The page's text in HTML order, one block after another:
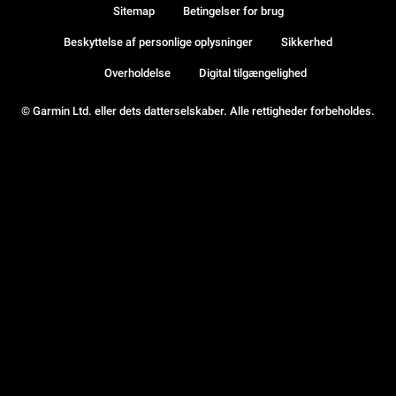
© Garmin Ltd. eller dets datterselskaber. Alle rettigheder forbeholdes.
Sitemap Betingelser for brug
Beskyttelse af personlige oplysninger Sikkerhed
Overholdelse Digital tilgængelighed